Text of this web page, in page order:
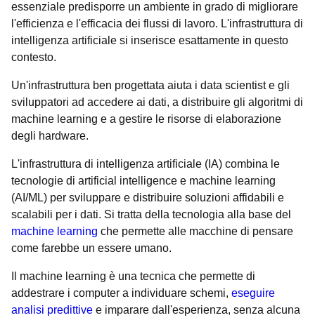
essenziale predisporre un ambiente in grado di migliorare
l'efficienza e l'efficacia dei flussi di lavoro. L'infrastruttura di
intelligenza artificiale si inserisce esattamente in questo
contesto.
Un'infrastruttura ben progettata aiuta i data scientist e gli
sviluppatori ad accedere ai dati, a distribuire gli algoritmi di
machine learning e a gestire le risorse di elaborazione
degli hardware.
L'infrastruttura di intelligenza artificiale (IA) combina le
tecnologie di artificial intelligence e machine learning
(AI/ML) per sviluppare e distribuire soluzioni affidabili e
scalabili per i dati. Si tratta della tecnologia alla base del
machine learning che permette alle macchine di pensare
come farebbe un essere umano.
Il machine learning è una tecnica che permette di
addestrare i computer a individuare schemi, eseguire
analisi predittive e imparare dall'esperienza, senza alcuna